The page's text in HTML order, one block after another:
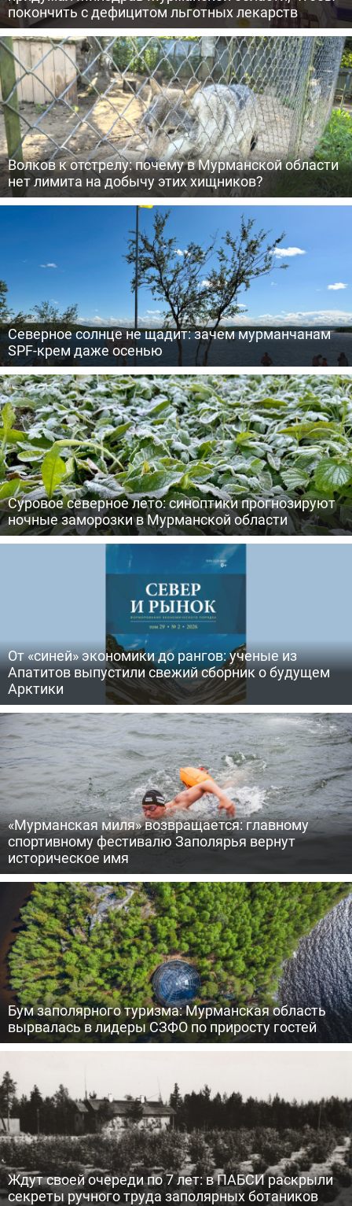
покончить с дефицитом льготных лекарств
Волков к отстрелу: почему в Мурманской области
нет лимита на добычу этих хищников?
Северное солнце не щадит: зачем мурманчанам
SPF-крем даже осенью
Суровое северное лето: синоптики прогнозируют
ночные заморозки в Мурманской области
От «синей» экономики до рангов: ученые из
Апатитов выпустили свежий сборник о будущем
Арктики
«Мурманская миля» возвращается: главному
спортивному фестивалю Заполярья вернут
историческое имя
Бум заполярного туризма: Мурманская область
вырвалась в лидеры СЗФО по приросту гостей
Ждут своей очереди по 7 лет: в ПАБСИ раскрыли
секреты ручного труда заполярных ботаников